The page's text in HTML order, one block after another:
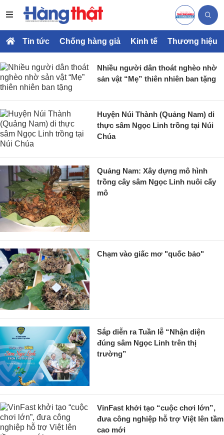
Tin tức Chống hàng giả Kinh tế Thương hiệu
Nhiều người dân thoát nghèo nhờ
sản vật “Mẹ” thiên nhiên ban tặng
Huyện Núi Thành (Quảng Nam) di
thực sâm Ngọc Linh trồng tại Núi
Chúa
Quảng Nam: Xây dựng mô hình
trồng cây sâm Ngọc Linh nuôi cấy
mô
Chạm vào giấc mơ "quốc bảo"
Sắp diễn ra Tuần lễ “Nhận diện
đúng sâm Ngọc Linh trên thị
trường”
VinFast khởi tạo “cuộc chơi lớn”,
đưa công nghiệp hỗ trợ Việt lên tầm
cao mới